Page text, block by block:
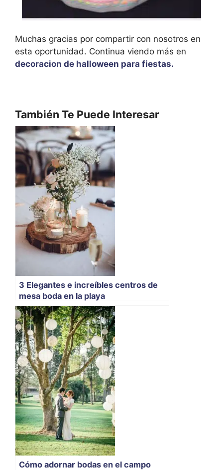
Muchas gracias por compartir con nosotros en
esta oportunidad. Continua viendo más en
decoracion de halloween para fiestas.
También Te Puede Interesar
3 Elegantes e increíbles centros de
mesa boda en la playa
Cómo adornar bodas en el campo